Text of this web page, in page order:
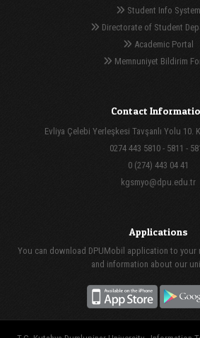
Student Info System
Directorate of Student
Academic Portal
Memnuniyet Bildirim
Contact
Evliya Çelebi Yerleşkesi Tavşanlı Yolu 10.
0274 443 5810 - 5811 -
0 (274) 443 04 41
kgsmyo@dpu.edu.tr
Applications
You can download DPUMobil application to your
and information about our